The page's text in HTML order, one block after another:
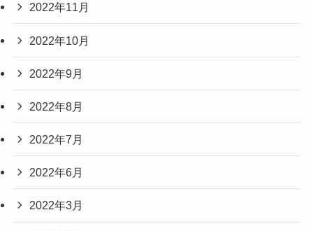
2022年11月
2022年10月
2022年9月
2022年8月
2022年7月
2022年6月
2022年3月